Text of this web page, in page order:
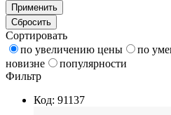
Применить
Сбросить
Сортировать
по увеличению цены
по
новизне
популярности
Фильтр
Код: 91137